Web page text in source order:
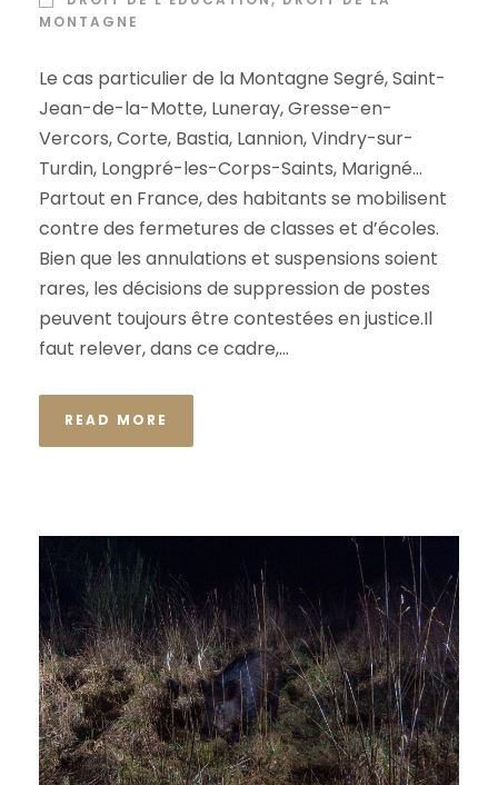
MONTAGNE
Le cas particulier de la Montagne Segré, Saint-
Jean-de-la-Motte, Luneray, Gresse-en-
Vercors, Corte, Bastia, Lannion, Vindry-sur-
Turdin, Longpré-les-Corps-Saints, Marigné…
Partout en France, des habitants se mobilisent
contre des fermetures de classes et d’écoles.
Bien que les annulations et suspensions soient
rares, les décisions de suppression de postes
peuvent toujours être contestées en justice.Il
faut relever, dans ce cadre,...
READ MORE